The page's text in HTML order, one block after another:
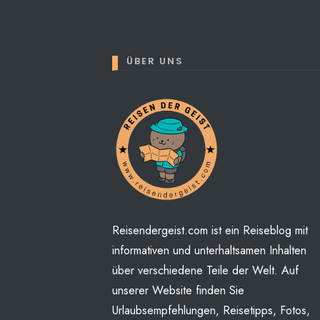
Perhaps You will find
ÜBER UNS
Reisendergeist.com ist ein Reiseblog mit
informativen und unterhaltsamen Inhalten
über verschiedene Teile der Welt. Auf
unserer Website finden Sie
Urlaubsempfehlungen, Reisetipps, Fotos,